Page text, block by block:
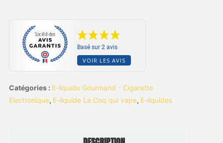
Basé sur 2 avis
VOIR LES AVIS
Catégories : E-liquide Gourmand - Cigarette
Electronique, E-liquide Le Coq qui vape, E-liquides